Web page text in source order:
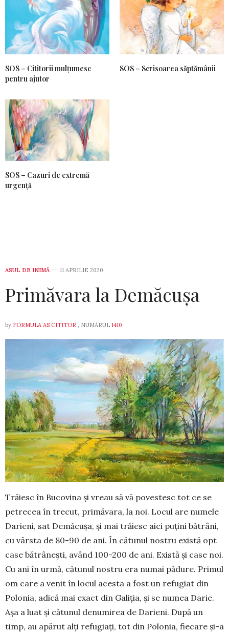
SOS – Cititorii mulțumesc
pentru ajutor
SOS – Scrisoarea săptămânii
SOS – Cazuri de extremă
urgență
ASUL DE INIMĂ 11 APRILIE 2020
Primăvara la Demăcușa
by FORMULA AS CITITOR , NUMĂRUL 1410
Trăiesc în Bucovina și vreau să vă po­vestesc tot ce se
petrecea în trecut, primăva­ra, la noi. Locul are numele
Darieni, sat De­măcușa, și mai trăiesc aici puțini bătrâni,
cu vârsta de 80-90 de ani. În cătunul nostru există opt
case bă­trâ­nești, având 100-200 de ani. Există și case noi.
Cu ani în urmă, cătunul nos­tru era numai pădure. Primul
om care a venit în locul acesta a fost un refugiat din
Polonia, adică mai exact din Galiția, și se numea Darie.
Așa a luat și că­tunul denumirea de Da­rieni. După un
timp, au apărut alți refu­giați, tot din Po­lonia, fiecare și-a